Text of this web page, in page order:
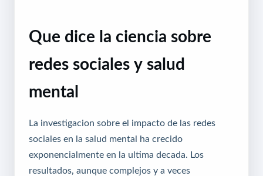
Que dice la ciencia sobre
redes sociales y salud
mental
La investigacion sobre el impacto de las redes
sociales en la salud mental ha crecido
exponencialmente en la ultima decada. Los
resultados, aunque complejos y a veces